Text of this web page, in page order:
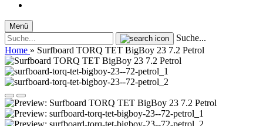
Menü
Suche...
Home » Surfboard TORQ TET BigBoy 23 7.2 Petrol